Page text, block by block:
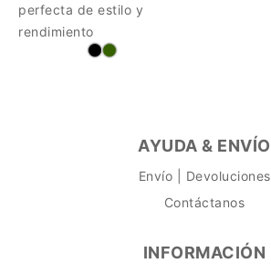
perfecta de estilo y
rendimiento
AYUDA & ENVÍO
Envío | Devoluciones
Contáctanos
INFORMACIÓN